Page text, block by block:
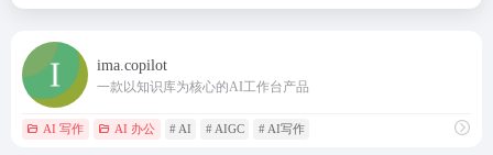
ima.copilot
一款以知识库为核心的AI工作台产品
AI 写作 AI 办公 # AI # AIGC # AI写作